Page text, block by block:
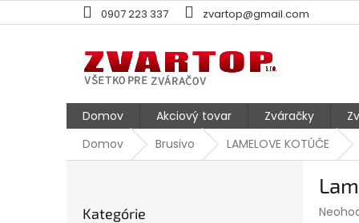
na
0907 223 337 zvartop@gmail.com
Domov Akciový tovar Zváračky
Domov
Brusivo LAMELOVE KOTÚČE
kategórie
Kategórie